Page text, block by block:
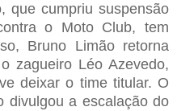
que cumpriu suspensão
o Moto Club, tem
Bruno Limão retorna
zagueiro Léo Azevedo,
deixar o time titular. O
divulgou a escalação do